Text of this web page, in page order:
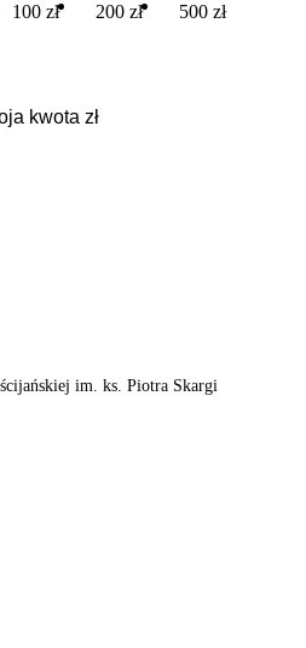
100 zł 200 zł 500 zł
im. ks. Piotra Skargi